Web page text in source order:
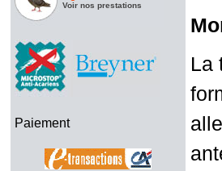
Voir nos prestations
Paiement
La